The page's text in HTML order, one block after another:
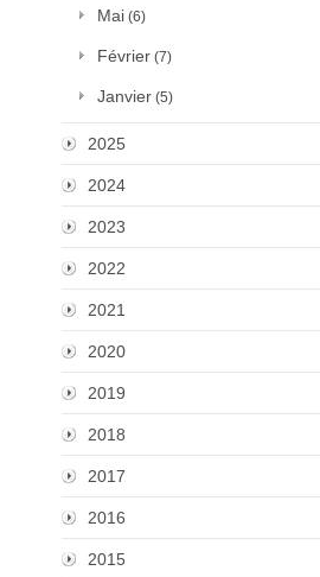
Mai (6)
Février (7)
Janvier (5)
2025
2024
2023
2022
2021
2020
2019
2018
2017
2016
2015